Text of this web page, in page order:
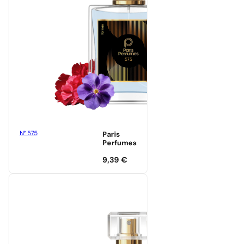
N° 575
Paris
Perfumes
9,39 €